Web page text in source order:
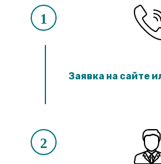
1
Заявка на сайте
2